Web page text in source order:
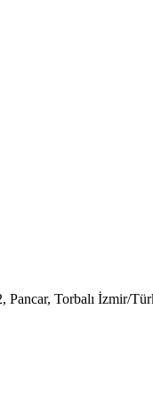
Pancar, Torbalı İzmir/